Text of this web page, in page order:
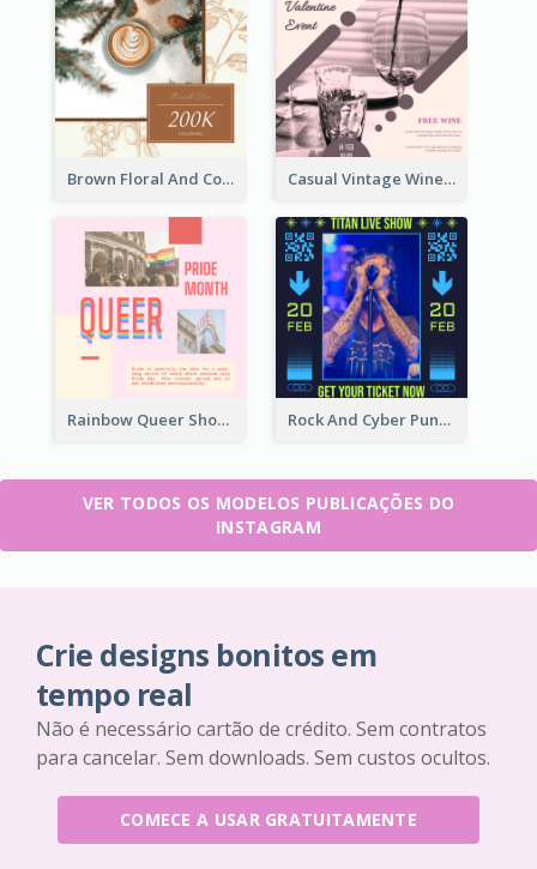
Brown Floral And Coffee Followers Instagram Post Casual Vintage Wine Tasting Instagram Design Idea
Rainbow Queer Shoutout Instagram Design Templates Rock And Cyber Punk Instagram Post Design Idea
VER TODOS OS MODELOS PUBLICAÇÕES DO
INSTAGRAM
Crie designs bonitos em
tempo real
Não é necessário cartão de crédito. Sem contratos
para cancelar. Sem downloads. Sem custos ocultos.
COMECE A USAR GRATUITAMENTE